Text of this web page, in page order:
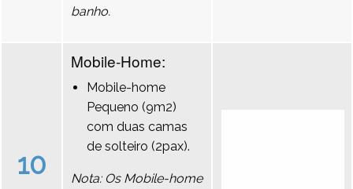
banho.
10
Mobile-Home:
Mobile-home
Pequeno (9m2)
com duas camas
de solteiro (2pax).
Nota: Os Mobile-home